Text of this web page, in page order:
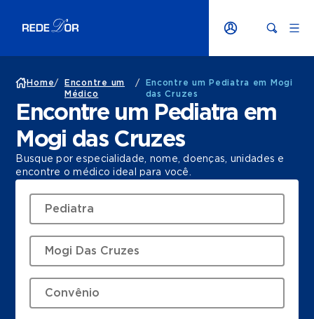
Home/
Encontre um
Médico
/
Encontre um Pediatra em Mogi
das Cruzes
Encontre um Pediatra em
Mogi das Cruzes
Busque por especialidade, nome, doenças, unidades e
encontre o médico ideal para você.